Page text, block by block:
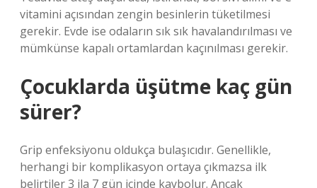
vitamini açısından zengin besinlerin tüketilmesi
gerekir. Evde ise odaların sık sık havalandırılması ve
mümkünse kapalı ortamlardan kaçınılması gerekir.
Çocuklarda üşütme kaç gün
sürer?
Grip enfeksiyonu oldukça bulaşıcıdır. Genellikle,
herhangi bir komplikasyon ortaya çıkmazsa ilk
belirtiler 3 ila 7 gün içinde kaybolur. Ancak